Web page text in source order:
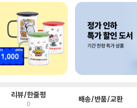
리뷰/한줄평
0 배송/반품/교환